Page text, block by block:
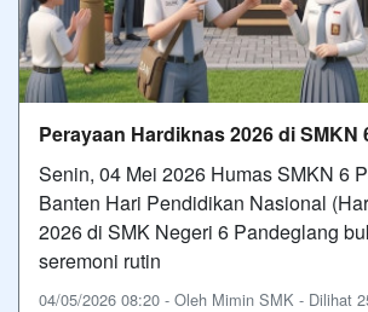
Perayaan Hardiknas 2026 di SMKN
Senin, 04 Mei 2026 Humas SMKN 6
Banten Hari Pendidikan Nasional
2026 di SMK Negeri 6 Pandeglang
seremoni rutin
04/05/2026 08:20 - Oleh Mimin SMK - Dilihat